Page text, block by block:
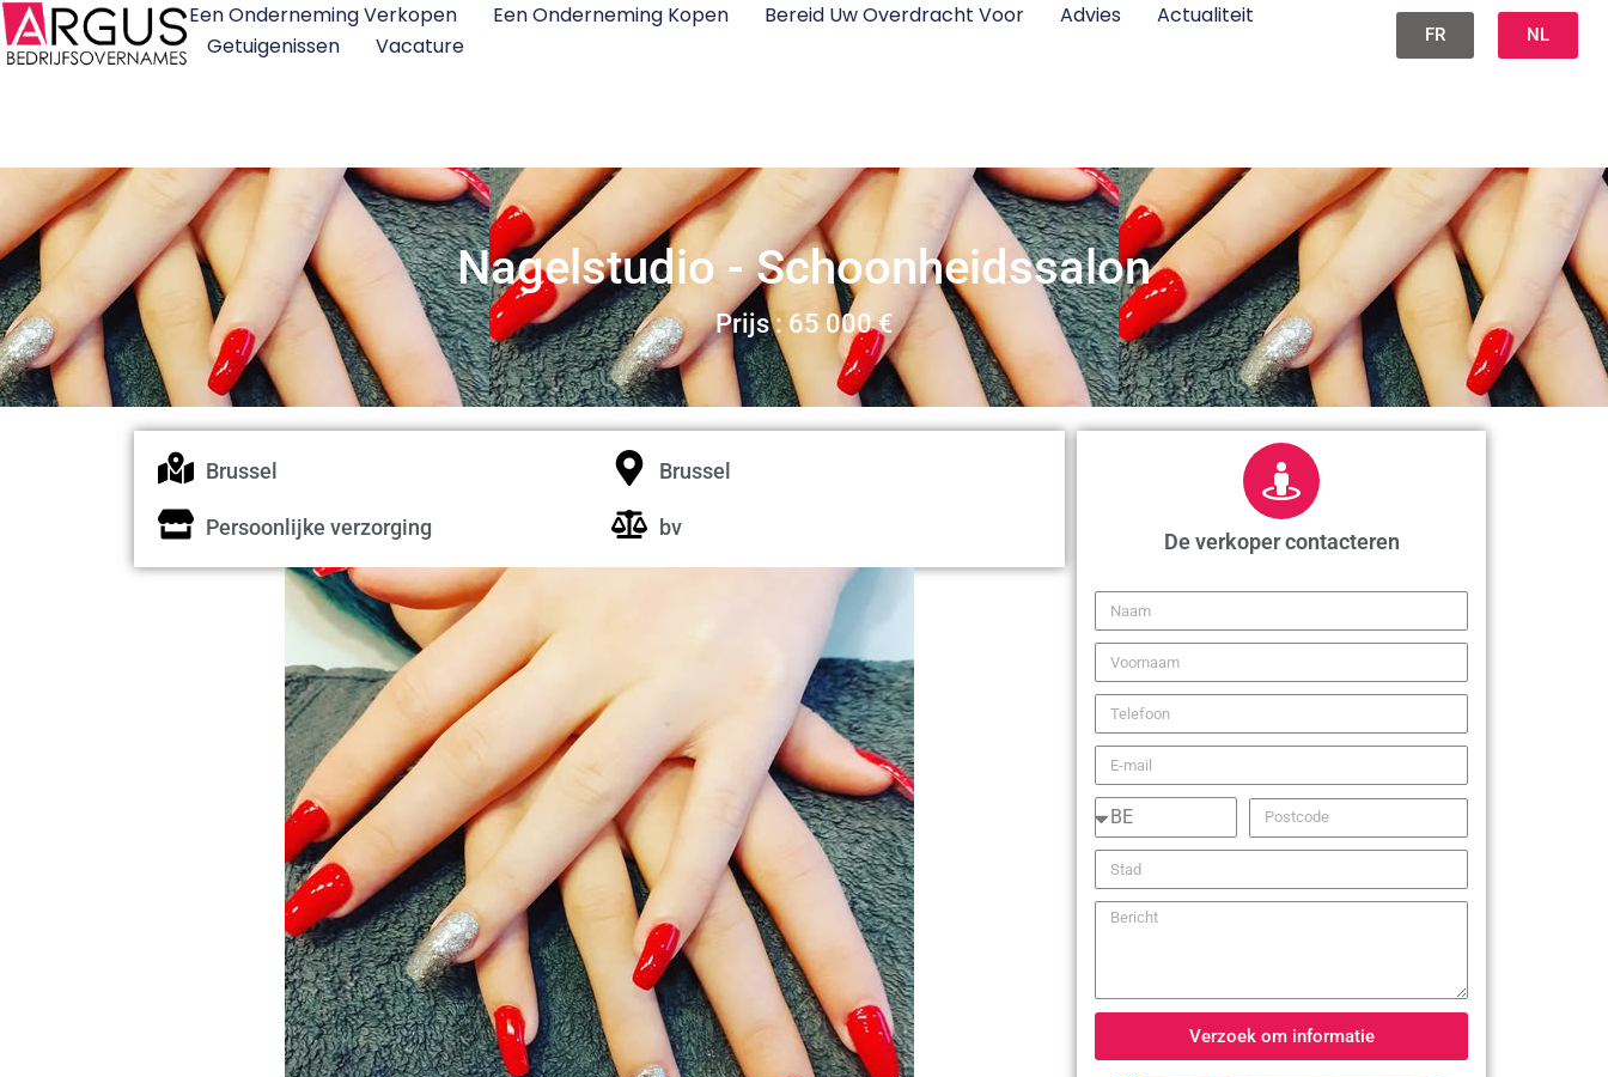
Een Onderneming Verkopen Een Onderneming Kopen Bereid Uw Overdracht Voor Advies
Actualiteit
Getuigenissen
Vacature FR NL
Nagelstudio - Schoonheidssalon
Prijs : 65 000 €
Brussel Brussel
Persoonlijke verzorging bv
De verkoper contacteren
Verzoek om informatie